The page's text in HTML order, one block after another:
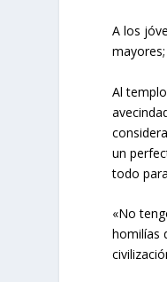
A los
Al
un
todo
«No
homilías